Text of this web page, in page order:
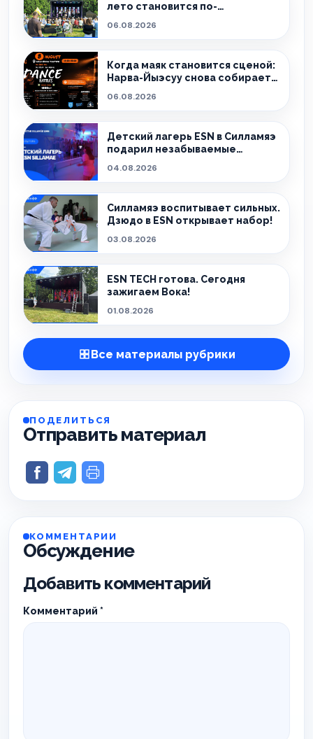
лето становится по-
06.08.2026
Когда маяк становится сценой:
Нарва-Йыэсуу снова собирает
06.08.2026
Детский лагерь ESN в Силламяэ
подарил незабываемые
04.08.2026
Силламяэ воспитывает сильных.
Дзюдо в ESN открывает набор!
03.08.2026
ESN TECH готова. Сегодня
зажигаем Вока!
01.08.2026
Все материалы рубрики
ПОДЕЛИТЬСЯ
Отправить материал
КОММЕНТАРИИ
Обсуждение
Добавить комментарий
Комментарий *